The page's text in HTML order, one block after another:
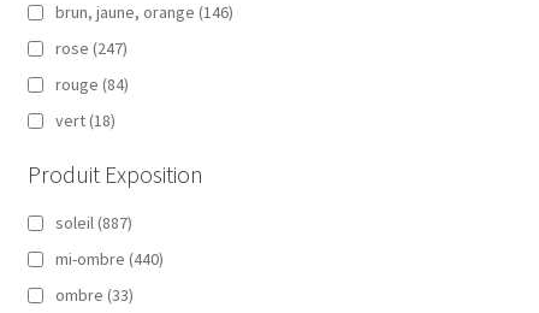
brun, jaune, orange (146)
rose (247)
rouge (84)
vert (18)
Produit Exposition
soleil (887)
mi-ombre (440)
ombre (33)